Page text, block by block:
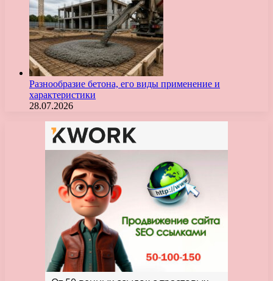
Разнообразие бетона, его виды применение и
характеристики
28.07.2026